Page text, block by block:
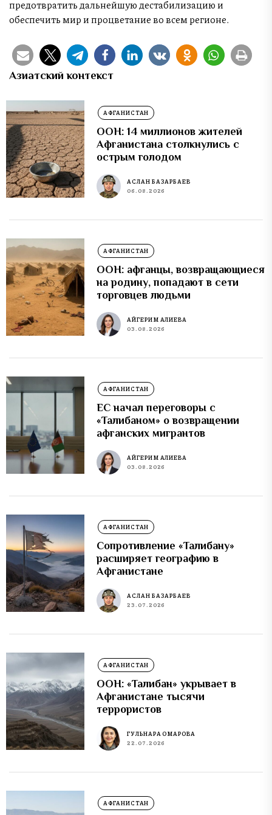
предотвратить дальнейшую дестабилизацию и
обеспечить мир и процветание во всем регионе.
Азиатский контекст
АФГАНИСТАН
ООН: 14 миллионов жителей
Афганистана столкнулись с
острым голодом
АСЛАН БАЗАРБАЕВ
06.08.2026
АФГАНИСТАН
ООН: афганцы, возвращающиеся
на родину, попадают в сети
торговцев людьми
АЙГЕРИМ АЛИЕВА
03.08.2026
АФГАНИСТАН
ЕС начал переговоры с
«Талибаном» о возвращении
афганских мигрантов
АЙГЕРИМ АЛИЕВА
03.08.2026
АФГАНИСТАН
Сопротивление «Талибану»
расширяет географию в
Афганистане
АСЛАН БАЗАРБАЕВ
23.07.2026
АФГАНИСТАН
ООН: «Талибан» укрывает в
Афганистане тысячи
террористов
ГУЛЬНАРА ОМАРОВА
22.07.2026
АФГАНИСТАН